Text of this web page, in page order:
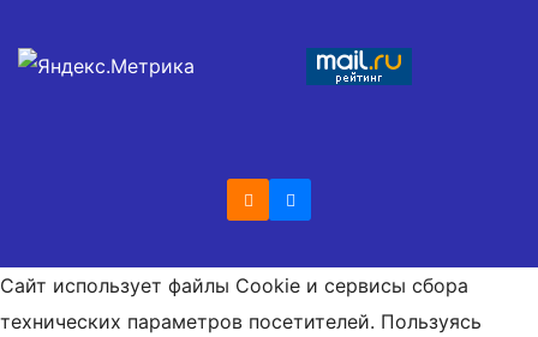
Сайт использует файлы Cookie и сервисы сбора
технических параметров посетителей. Пользуясь